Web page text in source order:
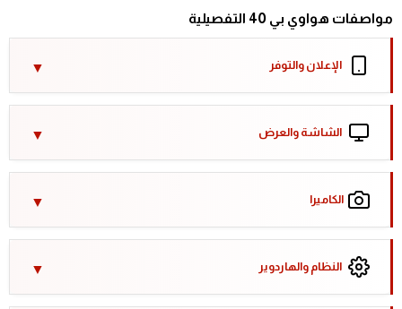
مواصفات هواوي بي 40 التفصيلية
الإعلان والتوفر
الشاشة والعرض
الكاميرا
النظام والهاردوير